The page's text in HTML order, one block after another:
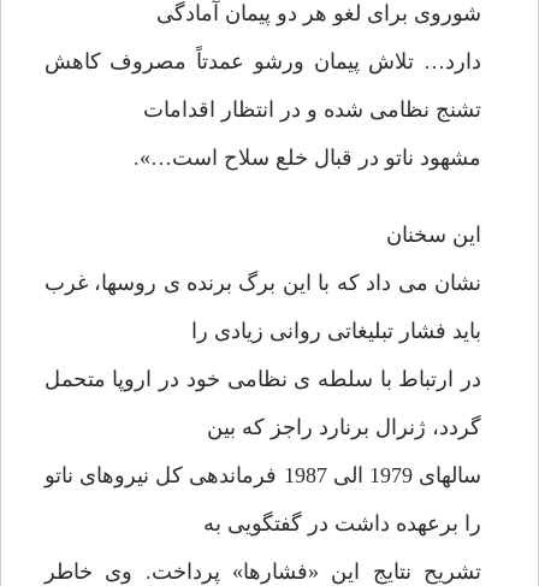
شوروی برای لغو هر دو پیمان آمادگی
دارد… تلاش پیمان ورشو عمدتاً مصروف کاهش
تشنج نظامی شده و در انتظار اقدامات
مشهود ناتو در قبال خلع سلاح است…».
این سخنان
نشان می داد که با این برگ برنده ی روسها، غرب
باید فشار تبلیغاتی روانی زیادی را
در ارتباط با سلطه ی نظامی خود در اروپا متحمل
گردد، ژنرال برنارد راجز که بین
سالهای 1979 الی 1987 فرماندهی کل نیروهای ناتو
را برعهده داشت در گفتگویی به
تشریح نتایج این «فشارها» پرداخت. وی خاطر